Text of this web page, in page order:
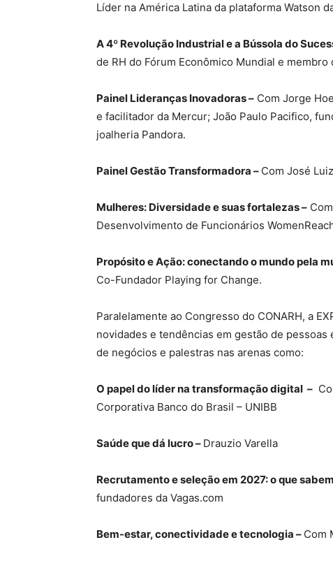
Líder na América Latina da plataforma Watson
A 4º Revolução Industrial e a Bússola do
de RH do Fórum Econômico Mundial e membro
Painel Lideranças Inovadoras – Com Jorge
e facilitador da Mercur; João Paulo Pacifico,
joalheria Pandora.
Painel Gestão Transformadora – Com José
Mulheres: Diversidade e suas fortalezas –
Desenvolvimento de Funcionários
Propósito e Ação: conectando o mundo pela
Co-Fundador Playing for Change.
Paralelamente ao Congresso do CONARH, a
novidades e tendências em gestão de
de negócios e palestras nas arenas como:
O papel do líder na transformação digital –
Corporativa Banco do Brasil – UNIBB
Saúde que dá lucro – Drauzio Varella
Recrutamento e seleção em 2027: o que
fundadores da Vagas.com
Bem-estar, conectividade e tecnologia – Com